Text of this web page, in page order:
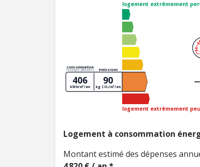
logement extrêmement
logement extrêmement
consommation
(énergie primaire) émissions
406
kWh/m²/an
90
kg CO₂/m²/an
Logement à consommation
Montant estimé des dépenses